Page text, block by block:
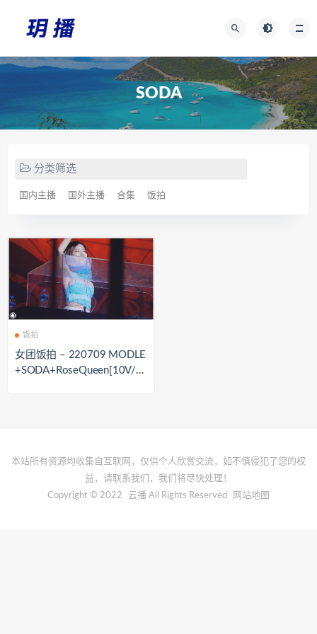
SODA
分类筛选
国内主播 国外主播 合集 饭拍
饭拍
女团饭拍 – 220709 MODLE
+SODA+RoseQueen[10V/2.
本站所有资源均收集自互联网，仅供个人欣赏交流，如不慎侵犯了您的权
益，请联系我们，我们将尽快处理！
Copyright © 2022
云播 All Rights Reserved 网站地图